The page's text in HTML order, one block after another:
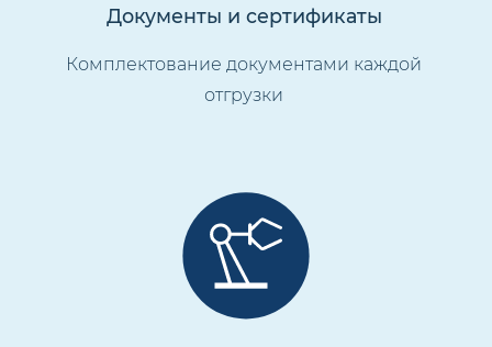
Документы и сертификаты
Комплектование документами каждой
отгрузки